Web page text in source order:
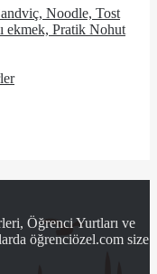
Noodle, Tost
ekmek, Pratik Nohut
Öğrenci Yurtları ve
öğrenciözel.com size